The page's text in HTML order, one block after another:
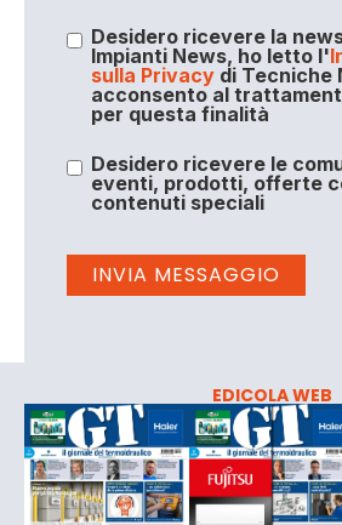
Desidero ricevere la
Impianti News, ho letto l'
sulla Privacydi Tecniche
acconsento al
per questa finalità
Desidero ricevere le
eventi, prodotti, offerte
contenuti speciali
EDICOLA WEB